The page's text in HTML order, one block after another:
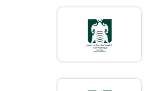
แบบ บก.01 จ้างปรับปรุง
พื้นที่และก่อสร้างเพื่อรองรับ
กิจกรรม Family Zone